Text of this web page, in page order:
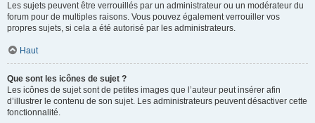
Les sujets peuvent être verrouillés par un administrateur ou un modérateur du
forum pour de multiples raisons. Vous pouvez également verrouiller vos
propres sujets, si cela a été autorisé par les administrateurs.
Haut
Que sont les icônes de sujet ?
Les icônes de sujet sont de petites images que l’auteur peut insérer afin
d’illustrer le contenu de son sujet. Les administrateurs peuvent désactiver cette
fonctionnalité.